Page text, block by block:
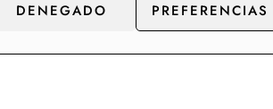
DENEGADO PREFERENCIAS